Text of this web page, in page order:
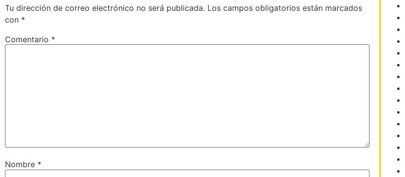
Tu dirección de correo electrónico no será publicada. Los campos obligatorios están marcados
con *
Comentario *
Nombre *